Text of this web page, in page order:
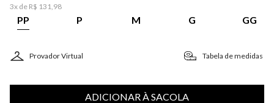
3x de R$ 131,98
PP P M G GG
Provador Virtual Tabela de medidas
ADICIONAR À SACOLA